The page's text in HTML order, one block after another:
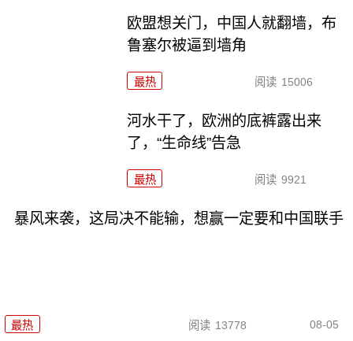
欧盟想关门，中国人就翻墙，布
鲁塞尔被逼到墙角
最热 阅读 15006
河水干了，欧洲的底裤露出来
了，“生命线”告急
最热 阅读 9921
暴风来袭，这局决不能输，想赢一定要和中国联手
最热 阅读 13778 08-05